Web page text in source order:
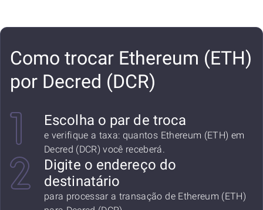
Como trocar Ethereum (ETH)
por Decred (DCR)
Escolha o par de troca
e verifique a taxa: quantos Ethereum (ETH) em
Decred (DCR) você receberá.
Digite o endereço do
destinatário
para processar a transação de Ethereum (ETH)